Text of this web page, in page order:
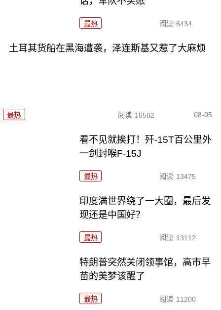
最热 阅读 6434
土耳其货船在黑海遭袭，泽连斯基又惹了大麻烦
最热 阅读 16582 08-05
看不见就挨打！歼-15T百公里外
一剑封喉F-15J
最热 阅读 13475
印度满世界绕了一大圈，最后发
现还是中国好？
最热 阅读 13112
特朗普突然关闭领事馆，高市早
苗的美梦该醒了
最热 阅读 11200